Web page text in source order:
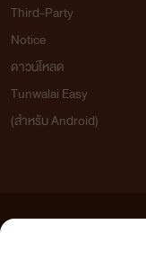
Third-Party
Notice
ดาวน์โหลด
Tunwalai Easy
(สำหรับ Android)
เว็บไซต์แห่งนี้ไม่ได้เห็นด้วยและไม่